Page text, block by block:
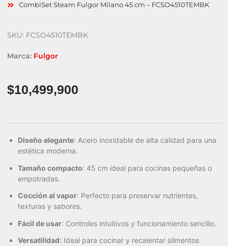
CombiSet Steam Fulgor Milano 45 cm – FCSO4510TEMBK
SKU: FCSO4510TEMBK
Marca: Fulgor
$10,499,900
Diseño elegante: Acero inoxidable de alta calidad para una
estética moderna.
Tamaño compacto: 45 cm ideal para cocinas pequeñas o
empotradas.
Cocción al vapor: Perfecto para preservar nutrientes,
texturas y sabores.
Fácil de usar: Controles intuitivos y funcionamiento sencillo.
Versatilidad: Ideal para cocinar y recalentar alimentos